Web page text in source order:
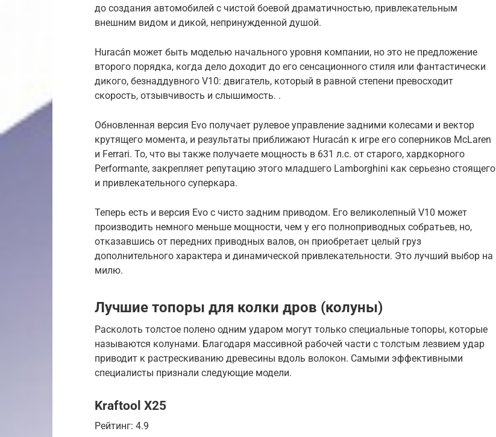
до создания автомобилей с чистой боевой драматичностью, привлекательным
внешним видом и дикой, непринужденной душой.
Huracán может быть моделью начального уровня компании, но это не предложение
второго порядка, когда дело доходит до его сенсационного стиля или фантастически
дикого, безнаддувного V10: двигатель, который в равной степени превосходит
скорость, отзывчивость и слышимость. .
Обновленная версия Evo получает рулевое управление задними колесами и вектор
крутящего момента, и результаты приближают Huracán к игре его соперников McLaren
и Ferrari. То, что вы также получаете мощность в 631 л.с. от старого, хардкорного
Performante, закрепляет репутацию этого младшего Lamborghini как серьезно стоящего
и привлекательного суперкара.
Теперь есть и версия Evo с чисто задним приводом. Его великолепный V10 может
производить немного меньше мощности, чем у его полноприводных собратьев, но,
отказавшись от передних приводных валов, он приобретает целый груз
дополнительного характера и динамической привлекательности. Это лучший выбор на
милю.
Лучшие топоры для колки дров (колуны)
Расколоть толстое полено одним ударом могут только специальные топоры, которые
называются колунами. Благодаря массивной рабочей части с толстым лезвием удар
приводит к растрескиванию древесины вдоль волокон. Самыми эффективными
специалисты признали следующие модели.
Kraftool X25
Рейтинг: 4.9